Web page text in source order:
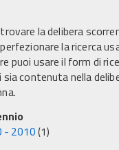
la delibera
la ricerca
puoi usare il form di
sia contenuta nella
- 2010(1)